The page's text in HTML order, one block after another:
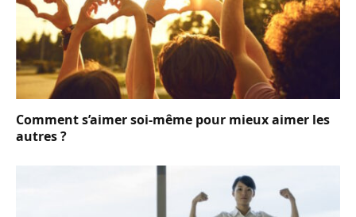
Comment s’aimer soi-même pour mieux aimer les
autres ?